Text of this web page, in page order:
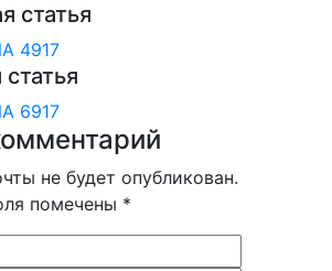
статья
4917
6917
не будет опубликован.
помечены *